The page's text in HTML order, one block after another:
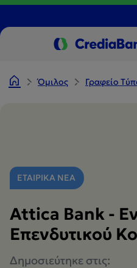
Όμιλος Γραφείο
ΕΤΑΙΡΙΚΑ ΝΕΑ
Attica Bank -
Επενδυτικού
Δημοσιεύτηκε στις: